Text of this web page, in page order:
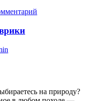
на природу?